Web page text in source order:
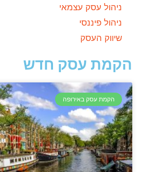
ניהול עסק עצמאי
ניהול פיננסי
שיווק העסק
הקמת עסק חדש
הקמת עסק באירופה